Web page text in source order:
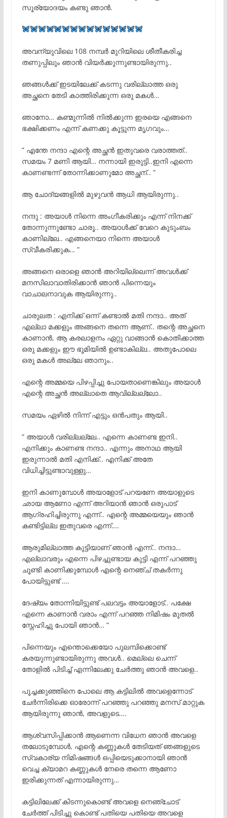
സൂര്യോദയം കണ്ടു ഞാൻ.
അവന്യുവിലെ 108 നമ്പർ മുറിയിലെ ശീതീകരിച്ച
തണുപ്പിലും ഞാൻ വിയർക്കുന്നുണ്ടായിരുന്നു..
ഞങ്ങൾക്ക് ഇടയിലേക്ക് കടന്നു വരില്ലാത്ത ഒരു
അച്ഛനെ തേടി കാത്തിരിക്കുന്ന ഒരു മകൾ…
ഞാനോ… കണ്മുന്നിൽ നിൽക്കുന്ന ഇരയെ എങ്ങനെ
ഭക്ഷിക്കണം എന്ന് കണക്കു കൂട്ടുന്ന മൃഗവും…
” എന്തേ നന്ദാ എന്റെ അച്ഛൻ ഇതുവരെ വരാത്തത്..
സമയം 7 മണി ആയി… നന്നായി ഇരുട്ടി..ഇനി എന്നെ
കാണണ്ടന്ന് തോന്നിക്കാണുമോ അച്ഛന്.. ”
ആ ചോദ്യങ്ങളിൽ മുഴുവൻ ആധി ആയിരുന്നു..
നന്ദു : അയാൾ നിന്നെ അംഗീകരിക്കും എന്ന് നിനക്ക്
തോന്നുന്നുണ്ടോ ചാരൂ.. അയാൾക്ക് വേറെ കുടുംബം
കാണില്ലേ.. എങ്ങനെയാ നിന്നെ അയാൾ
സ്വീകരിക്കുക… ”
അങ്ങനെ ഒരാളെ ഞാൻ അറിയില്ലെന്ന് അവൾക്ക്
മനസിലാവാതിരിക്കാൻ ഞാൻ പിന്നെയും
വാചാലനാവുക ആയിരുന്നു..
ചാരുലത : എനിക്ക് ഒന്ന് കണ്ടാൽ മതി നന്ദാ.. അത്
എല്ലാ മക്കളും അങ്ങനെ തന്നെ ആണ്.. തന്റെ അച്ഛനെ
കാണാൻ, ആ കരലാളനം ഏറ്റു വാങ്ങാൻ കൊതിക്കാത്ത
ഒരു മക്കളും ഈ ഭൂമിയിൽ ഉണ്ടാകില്ല.. അതുപോലെ
ഒരു മകൾ അല്ലേ ഞാനും..
എന്റെ അമ്മയെ പിഴപ്പിച്ചു പോയതാണെങ്കിലും അയാൾ
എന്റെ അച്ഛൻ അല്ലാതെ ആവില്ലല്ലോ..
സമയം ഏഴിൽ നിന്ന് എട്ടും ഒൻപതും ആയി..
” അയാൾ വരില്ലല്ലേ.. എന്നെ കാണണ്ട ഇനി..
എനിക്കും കാണണ്ട നന്ദാ.. എന്നും അനാഥ ആയി
ഇരുന്നാൽ മതി എനിക്ക്.. എനിക്ക് അതേ
വിധിച്ചിട്ടുണ്ടാവുള്ളു…
ഇനി കാണുമ്പോൾ അയാളോട് പറയണേ അയാളുടെ
ഛായ ആണോ എന്ന് അറിയാൻ ഞാൻ ഒരുപാട്
ആഗ്രഹിച്ചിരുന്നു എന്ന്.. എന്റെ അമ്മയെയും ഞാൻ
കണ്ടിട്ടില്ല ഇതുവരെ എന്ന്….
ആരുമില്ലാത്ത കുട്ടിയാണ് ഞാൻ എന്ന്.. നന്ദാ…
എല്ലാവരും എന്നെ പിഴച്ചുണ്ടായ കുട്ടി എന്ന് പറഞ്ഞു
ചൂണ്ടി കാണിക്കുമ്പോൾ എന്റെ നെഞ്ച് തകർന്നു
പോയിട്ടുണ്ട് ….
ദേഷ്യം തോന്നിയിട്ടുണ്ട് പലവട്ടം അയാളോട്.. പക്ഷേ
എന്നെ കാണാൻ വരാം എന്ന് പറഞ്ഞ നിമിഷം മുതൽ
സ്നേഹിച്ചു പോയി ഞാൻ… ”
പിന്നെയും എന്തൊക്കെയോ പുലമ്പിക്കൊണ്ട്
കരയുന്നുണ്ടായിരുന്നു അവൾ.. മെല്ലെ ചെന്ന്
തോളിൽ പിടിച്ച് എന്നിലേക്കു ചേർത്തു ഞാൻ അവളെ..
പൂച്ചക്കുഞ്ഞിനെ പോലെ ആ കട്ടിലിൽ അവളെന്നോട്
ചേർന്നിരിക്കെ ഓരോന്ന് പറഞ്ഞു പറഞ്ഞു മനസ് മാറ്റുക
ആയിരുന്നു ഞാൻ, അവളുടെ….
ആശ്വസിപ്പിക്കാൻ ആണെന്ന വിധേന ഞാൻ അവളെ
തലോടുമ്പോൾ, എന്റെ കണ്ണുകൾ തേടിയത് ഞങ്ങളുടെ
സ്വകാര്യ നിമിഷങ്ങൾ ഒപ്പിയെടുക്കാനായി ഞാൻ
വെച്ച ക്യാമറ കണ്ണുകൾ നേരെ തന്നെ ആണോ
ഇരിക്കുന്നത് എന്നായിരുന്നു…
കട്ടിലിലേക്ക് കിടന്നുകൊണ്ട് അവളെ നെഞ്ചോട്
ചേർത്ത് പിടിച്ചു കൊണ്ട് പതിയെ പതിയെ അവളെ